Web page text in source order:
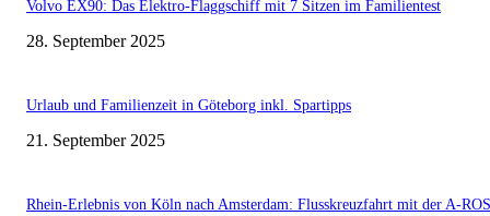
Volvo EX90: Das Elektro-Flaggschiff mit 7 Sitzen im Familientest
28. September 2025
Urlaub und Familienzeit in Göteborg inkl. Spartipps
21. September 2025
Rhein-Erlebnis von Köln nach Amsterdam: Flusskreuzfahrt mit der A-